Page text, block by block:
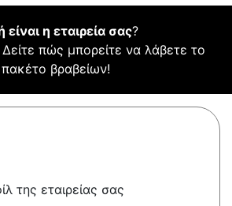
είναι η εταιρεία σας?
Δείτε πώς μπορείτε να λάβετε το
πακέτο βραβείων!
της εταιρείας σας